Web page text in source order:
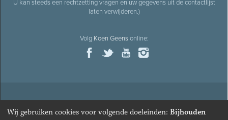
U kan steeds een rechtzetting vragen en uw gegevens uit de contactlijst
laten verwijderen.)
Volg Koen Geensonline:
© 2026Oud-minister en ere-volksvertegenwoordiger Koen
Wij gebruiken cookies voor volgende doeleinden: Bijhouden